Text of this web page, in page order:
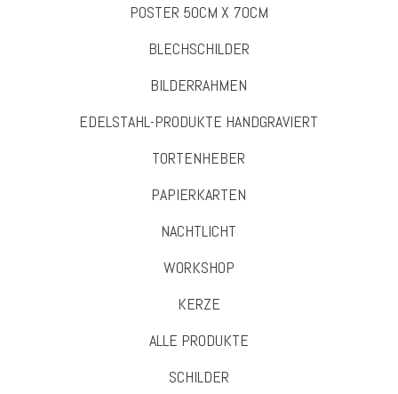
POSTER 50CM X 70CM
BLECHSCHILDER
BILDERRAHMEN
EDELSTAHL-PRODUKTE HANDGRAVIERT
TORTENHEBER
PAPIERKARTEN
NACHTLICHT
WORKSHOP
KERZE
ALLE PRODUKTE
SCHILDER